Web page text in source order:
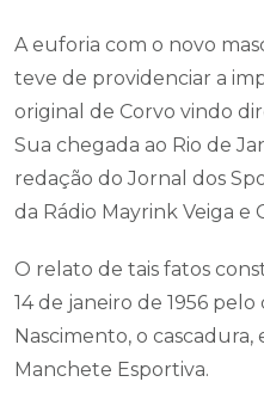
A euforia com o novo
teve de providenciar a
original de Corvo vindo
Sua chegada ao Rio de
redação do Jornal dos
da Rádio Mayrink Veiga e
O relato de tais fatos
14 de janeiro de 1956
Nascimento, o cascadura,
Manchete Esportiva.